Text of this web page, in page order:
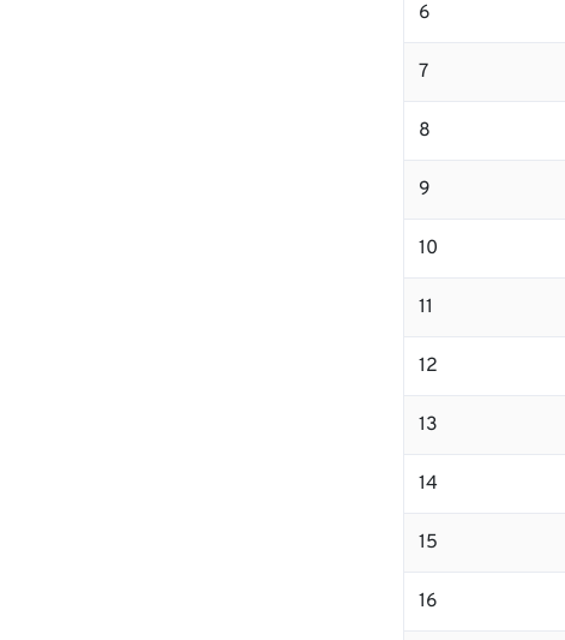
6
7
8
9
10
11
12
13
14
15
16